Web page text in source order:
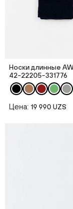
Носки длинные
42-22205-331776
Цена: 19 990 UZS